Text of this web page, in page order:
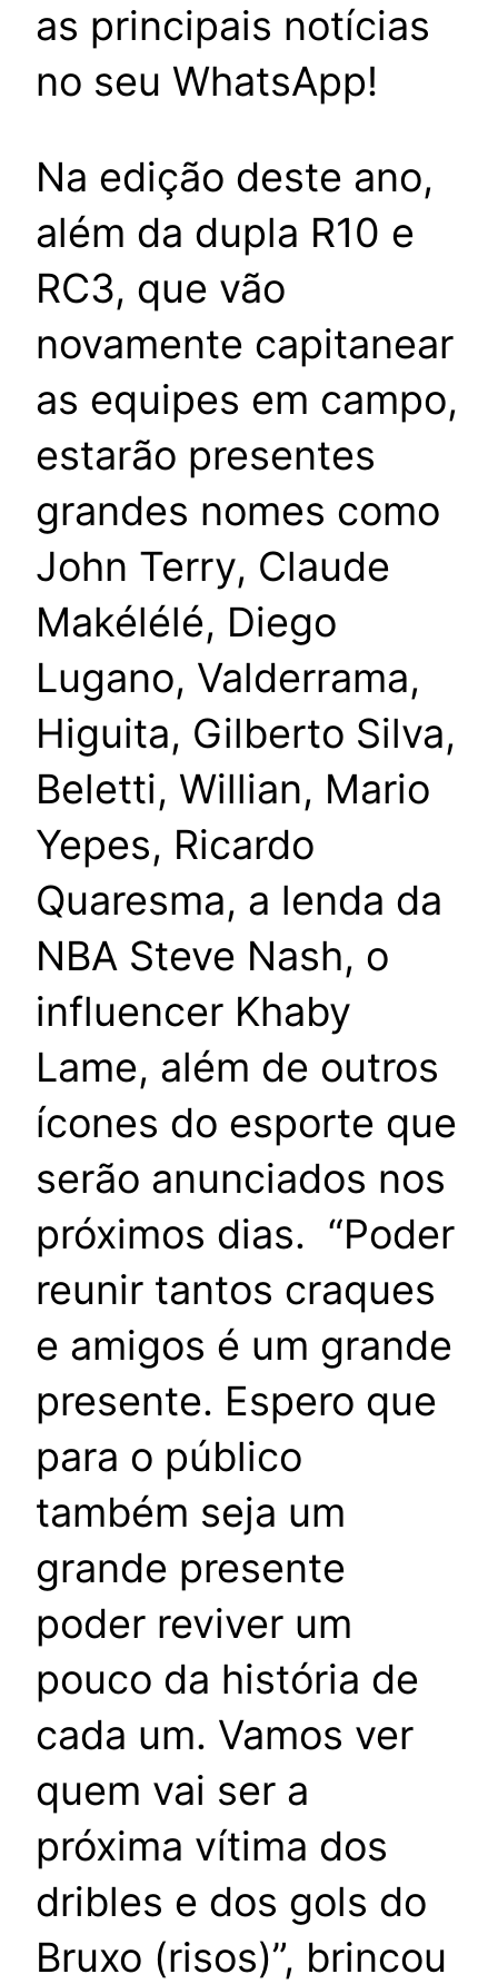
as principais notícias
no seu WhatsApp!
Na edição deste ano,
além da dupla R10 e
RC3, que vão
novamente capitanear
as equipes em campo,
estarão presentes
grandes nomes como
John Terry, Claude
Makélélé, Diego
Lugano, Valderrama,
Higuita, Gilberto Silva,
Beletti, Willian, Mario
Yepes, Ricardo
Quaresma, a lenda da
NBA Steve Nash, o
influencer Khaby
Lame, além de outros
ícones do esporte que
serão anunciados nos
próximos dias. “Poder
reunir tantos craques
e amigos é um grande
presente. Espero que
para o público
também seja um
grande presente
poder reviver um
pouco da história de
cada um. Vamos ver
quem vai ser a
próxima vítima dos
dribles e dos gols do
Bruxo (risos)”, brincou